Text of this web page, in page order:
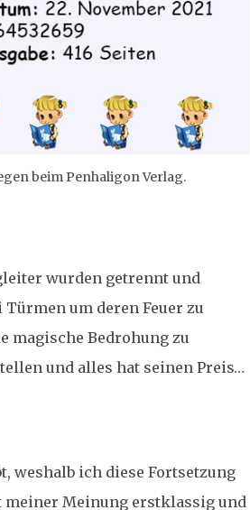
beim Penhaligon Verlag.
wurden getrennt und
um deren Feuer zu
magische Bedrohung zu
und alles hat seinen Preis…
weshalb ich diese Fortsetzung
Meinung erstklassig und